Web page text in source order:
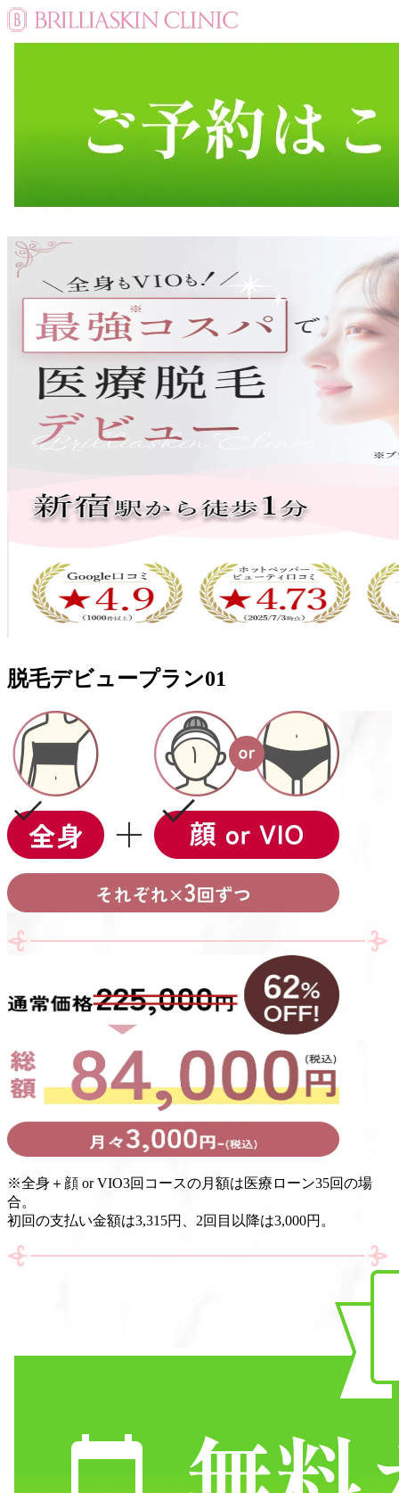
脱毛デビュープラン01
※全身＋顔 or VIO3回コースの月額は医療ローン35回の場
合。
初回の支払い金額は3,315円、2回目以降は3,000円。